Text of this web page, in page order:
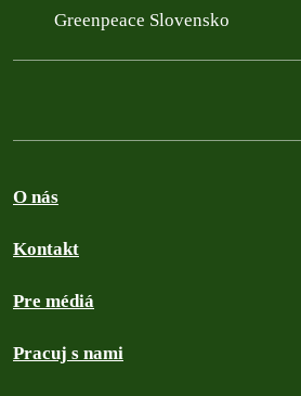
Greenpeace Slovensko
O nás
Kontakt
Pre médiá
Pracuj s nami